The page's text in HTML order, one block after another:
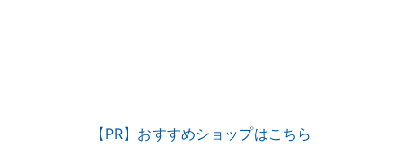
【PR】おすすめショップはこちら